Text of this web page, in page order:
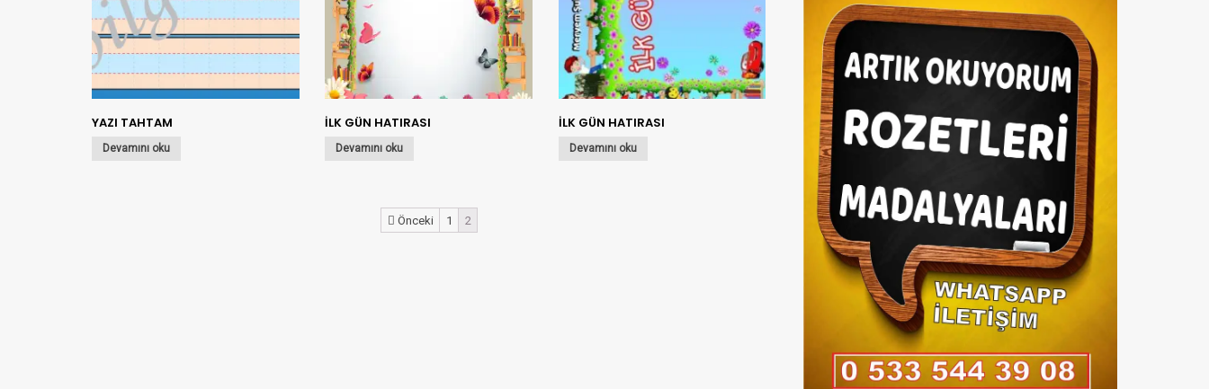
YAZI TAHTAM
Devamını oku
İLK GÜN HATIRASI
Devamını oku
İLK GÜN HATIRASI
Devamını oku
Önceki 1 2